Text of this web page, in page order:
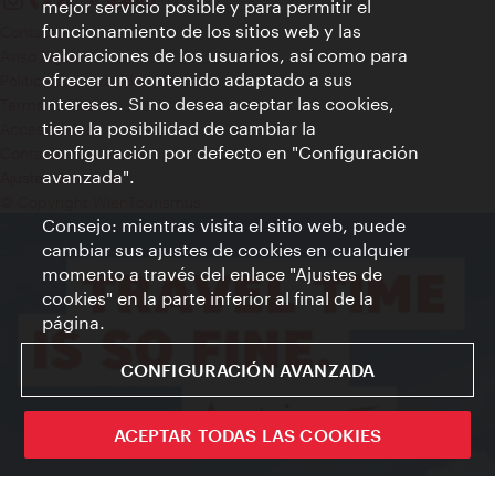
Contacto
Aviso legal
Política de privacidad de datos
Terms of Use
Accesibilidad
Contacto para la prensa
Ajustes de cookie
mejor servicio posible y para permitir el
funcionamiento de los sitios web y las
valoraciones de los usuarios, así como para
ofrecer un contenido adaptado a sus
intereses. Si no desea aceptar las cookies,
tiene la posibilidad de cambiar la
configuración por defecto en "Configuración
avanzada".
Consejo: mientras visita el sitio web, puede
cambiar sus ajustes de cookies en cualquier
momento a través del enlace "Ajustes de
cookies" en la parte inferior al final de la
página.
CONFIGURACIÓN AVANZADA
ACEPTAR TODAS LAS COOKIES